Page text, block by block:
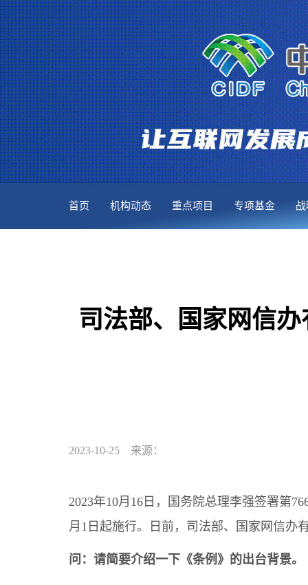
首页 机构动态 重点项目 专项基金
司法部、国家网信
2023-10-25 来源：
2023年10月16日，国务院总理李强签署第
月1日起施行。日前，司法部、国家网信办
问：请简要介绍一下《条例》的出台背景。